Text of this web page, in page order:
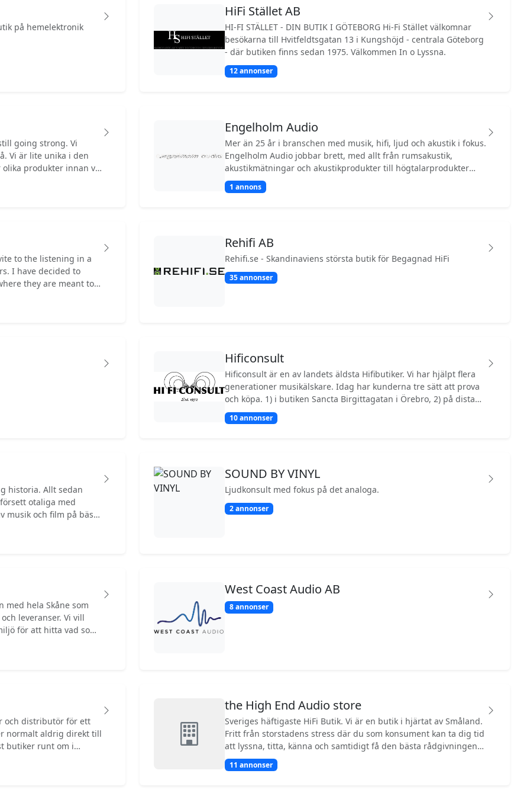
till nya höjder. Det
två-kanalshifi som
- Hos Hifi
på hemelektronik
HiFi Stället AB
HI-FI STÄLLET - DIN BUTIK I GÖTEBORG Hi-Fi Stället välkomnar
besökarna till Hvitfeldtsgatan 13 i Kungshöjd - centrala Göteborg
- där butiken finns sedan 1975. Välkommen In o Lyssna.
12 annonser
going strong. Vi
produkter innan vi
men också hur de
för dig i
Engelholm Audio
Mer än 25 år i branschen med musik, hifi, ljud och akustik i fokus.
Engelholm Audio jobbar brett, med allt från rumsakustik,
akustikmätningar och akustikprodukter till högtalarprodukter
helt från eget huvud till specialbyggda "custom-högtalare" stora
som små, hifi som livsstil, privat till professionella studio, hifi som
1 annons
to the listening in a
I have decided to
they are meant to
preferences,
a customized
Rehifi AB
Rehifi.se - Skandinaviens största butik för Begagnad HiFi
35 annonser
Hificonsult
Hificonsult är en av landets äldsta Hifibutiker. Vi har hjälpt flera
generationer musikälskare. Idag har kunderna tre sätt att prova
och köpa. 1) i butiken Sancta Birgittagatan i Örebro, 2) på distans
via webbutiken eller 3) via hembesök i hela landet!
10 annonser
historia. Allt sedan
otaliga med
musik och film på bästa
åttiotalet vidare till CD
igen på 00-talet. Till
av begagnade
SOUND BY VINYL
Ljudkonsult med fokus på det analoga.
2 annonser
med hela Skåne som
leveranser. Vi vill
för att hitta vad som
West Coast Audio AB
8 annonser
och distributör för ett
normalt aldrig direkt till
butiker runt om i
produkter som utgått
direkt till kund.
the High End Audio store
Sveriges häftigaste HiFi Butik. Vi är en butik i hjärtat av Småland.
Fritt från storstadens stress där du som konsument kan ta dig tid
att lyssna, titta, känna och samtidigt få den bästa rådgivningen
kring ditt musiklyssnade. Vi vill med musikens kraft beröra era
sinnen, inte bara det musikaliska, här blandar vi in både mat och
11 annonser